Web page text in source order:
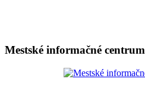
Mestské informačné centrum